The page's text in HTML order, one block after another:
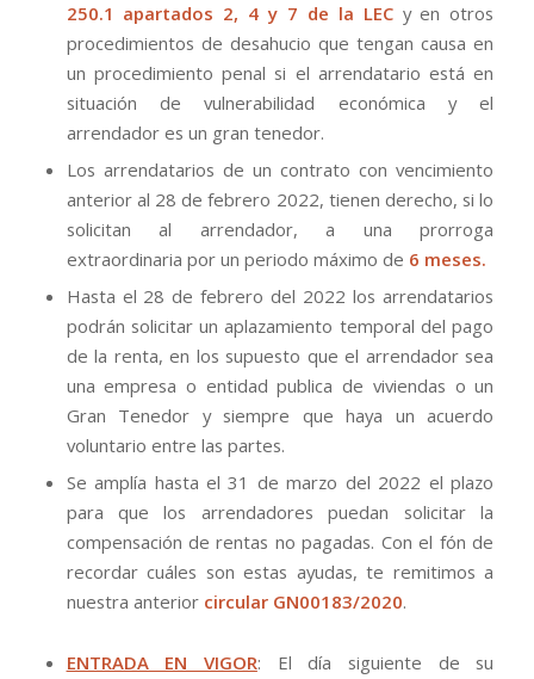
250.1 apartados 2, 4 y 7 de la LECy en otros
procedimientos de desahucio que tengan causa en
un procedimiento penal si el arrendatario está en
situación de vulnerabilidad económica y el
arrendador es un gran tenedor.
Los arrendatarios de un contrato con vencimiento
anterior al 28 de febrero 2022, tienen derecho, si lo
solicitan al arrendador, a una prorroga
extraordinaria por un periodo máximo de 6 meses.
Hasta el 28 de febrero del 2022 los arrendatarios
podrán solicitar un aplazamiento temporal del pago
de la renta, en los supuesto que el arrendador sea
una empresa o entidad publica de viviendas o un
Gran Tenedor y siempre que haya un acuerdo
voluntario entre las partes.
Se amplía hasta el 31 de marzo del 2022 el plazo
para que los arrendadores puedan solicitar la
compensación de rentas no pagadas. Con el fón de
recordar cuáles son estas ayudas, te remitimos a
nuestra anterior circular GN00183/2020.
ENTRADA EN VIGOR: El día siguiente de su